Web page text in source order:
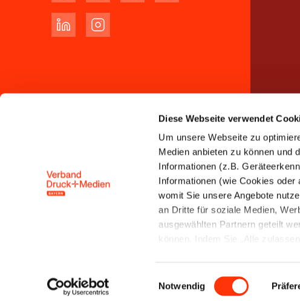
Diese Webseite verwendet
Um unsere Webseite zu
Medien anbieten zu können und
Informationen (z.B.
Informationen (wie Cookies oder
womit Sie unsere Angebote
an Dritte für soziale Medien,
ausgewählten Partnern geteilt
können. Indem Sie „Alle
Einwilligungsauswahl
Notwendig